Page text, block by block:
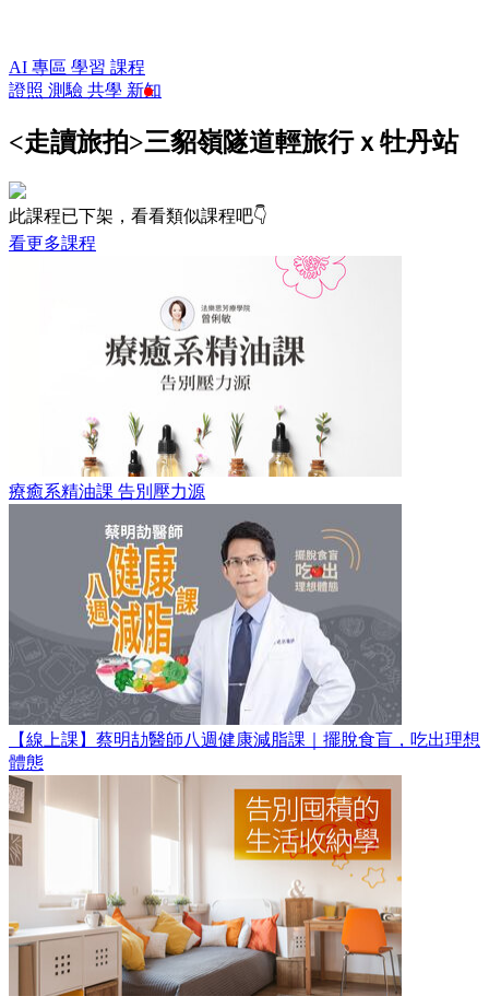
AI 專區 學習 課程
證照 測驗 共學 新知
<走讀旅拍>三貂嶺隧道輕旅行ｘ牡丹站
此課程已下架，看看類似課程吧👇
看更多課程
療癒系精油課 告別壓力源
【線上課】蔡明劼醫師八週健康減脂課｜擺脫食盲，吃出理想
體態